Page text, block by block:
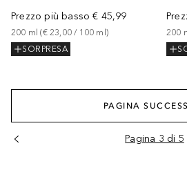
Prezzo più basso € 45,99
200 ml (€ 23,00 / 100 ml)
SORPRESA
200
PAGINA
Pagina 3 di 5